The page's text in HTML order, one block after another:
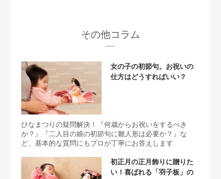
その他コラム
女の子の初節句。お祝いの
仕方はどうすればいい？
ひなまつりの疑問解決！『何歳からお祝いをするべき
か？』『二人目の娘の初節句に雛人形は必要か？』な
ど、基本的な質問にもプロが丁寧にお答えします
初正月の正月飾りに贈りた
い！喜ばれる「羽子板」の